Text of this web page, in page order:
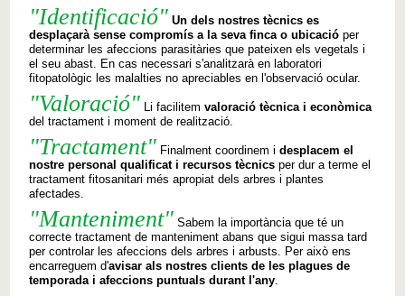
"Identificació" Un dels nostres tècnics es
desplaçarà sense compromís a la seva finca o ubicació per
determinar les afeccions parasitàries que pateixen els vegetals i
el seu abast. En cas necessari s'analitzarà en laboratori
fitopatològic lesmalaltiesno apreciables en l'observació ocular.
"Valoració" Li facilitem valoració tècnica i econòmica
del tractament i moment de realització.
"Tractament" Finalment coordinem i desplacem el
nostre personal qualificat i recursos tècnics per dur a terme el
tractament fitosanitari més apropiat dels arbres i plantes
afectades.
"Manteniment" Sabem la importància que té un
correcte tractament de manteniment abans que sigui massa tard
per controlar les afeccions dels arbres i arbusts. Per això ens
encarreguem d'avisar als nostres clients de les plagues de
temporada i afeccions puntuals durant l'any.